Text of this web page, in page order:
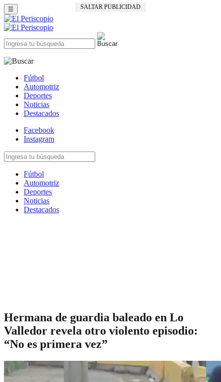
SALTAR PUBLICIDAD
☰
Fútbol
Automotriz
Deportes
Noticias
Destacados
Facebook
Instagram
Fútbol
Automotriz
Deportes
Noticias
Destacados
Hermana de guardia baleado en Lo
Valledor revela otro violento episodio:
“No es primera vez”